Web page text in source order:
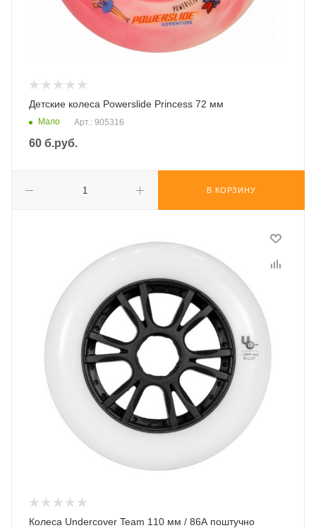
Детские колеса Powerslide Princess 72 мм
Мало Арт.: 905316
60 б.руб.
В КОРЗИНУ
Колеса Undercover Team 110 мм / 86А поштучно